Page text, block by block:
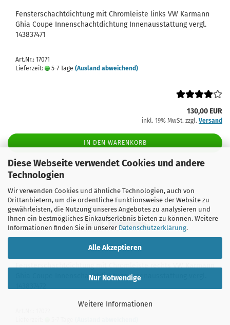
Diese Webseite verwendet Cookies und andere
Technologien
Wir verwenden Cookies und ähnliche Technologien, auch von
Drittanbietern, um die ordentliche Funktionsweise der Website zu
gewährleisten, die Nutzung unseres Angebotes zu analysieren und
Ihnen ein bestmögliches Einkaufserlebnis bieten zu können. Weitere
Informationen finden Sie in unserer Datenschutzerklärung.
Alle Akzeptieren
Nur Notwendige
Weitere Informationen
Fensterschachtdichtung mit Chromleiste links VW Karmann
Ghia Coupe Innenschachtdichtung Innenausstattung vergl.
143837471
Art.Nr.: 17071
Lieferzeit:
5-7 Tage (Ausland abweichend)
130,00 EUR
inkl. 19% MwSt. zzgl. Versand
IN DEN WARENKORB
Fensterschachtdichtung mit Chromleiste rechts VW Karmann
Ghia Coupe Innenschachtdichtung Innenausstattung vergl.